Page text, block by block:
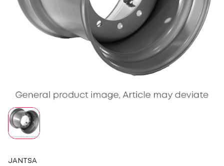
JANTSA